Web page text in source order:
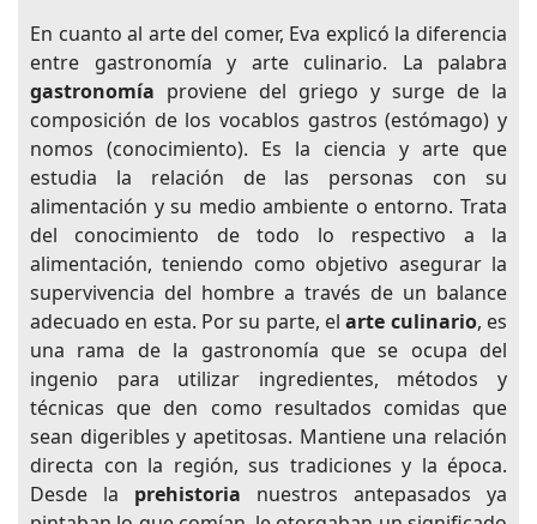
En cuanto al arte del comer, Eva explicó la diferencia
entre gastronomía y arte culinario. La palabra
gastronomía proviene del griego y surge de la
composición de los vocablos gastros (estómago) y
nomos (conocimiento). Es la ciencia y arte que
estudia la relación de las personas con su
alimentación y su medio ambiente o entorno. Trata
del conocimiento de todo lo respectivo a la
alimentación, teniendo como objetivo asegurar la
supervivencia del hombre a través de un balance
adecuado en esta. Por su parte, elarte culinario, es
una rama de la gastronomía que se ocupa del
ingenio para utilizar ingredientes, métodos y
técnicas que den como resultados comidas que
sean digeribles y apetitosas. Mantiene una relación
directa con la región, sus tradiciones y la época.
Desde la prehistoria nuestros antepasados ya